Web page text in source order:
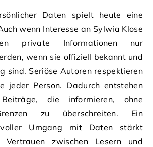
Daten spielt heute eine
wenn Interesse an Sylwia Klose
private Informationen nur
wenn sie offiziell bekannt und
sind. Seriöse Autoren respektieren
jeder Person. Dadurch entstehen
Beiträge, die informieren, ohne
zu überschreiten. Ein
Umgang mit Daten stärkt
Vertrauen zwischen Lesern und